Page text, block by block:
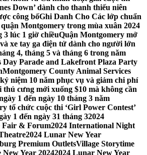
Down’ dành cho thanh thiếu niên
công bốGhi Danh Cho Các lớp chuẩn
Montgomery trong mùa xuân 2024
3 lúc 1 giờ chiềuQuận Montgomery mở
xe tay ga điện tử dành cho người lớn
4, tháng 5 và tháng 6 trong năm
Day Parade and Lakefront Plaza Party
Montgomery County Animal Services
niệm 10 năm phục vụ và giảm chi phí
cưng mới xuống $10 mà không cần
1 đến ngày 10 tháng 3 năm
tổ chức cuộc thi ‘Girl Power Contest’
1 đến ngày 31 tháng 32024
Fair & Forum2024 International Night
2024 Lunar New Year
Premium OutletsVillage Storytime
New Year 20242024 Lunar New Year